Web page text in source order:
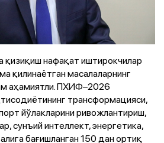
қизиқиш нафақат иштирокчилар
қилинаётган масалаларнинг
аҳамиятли. ПХИФ–2026
трансформацияси,
йўлакларини ривожлантириш,
сунъий интеллект, энергетика,
бағишланган 150 дан ортиқ